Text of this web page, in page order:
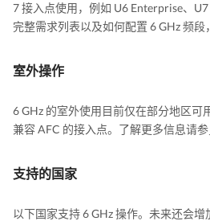
7 接入点使用，例如 U6 Enterprise、
完整需求列表以及如何配置 6 GHz 频段
室外操作
6 GHz 的室外使用目前仅在部分地区可
兼容 AFC 的接入点。了解更多信息请参
支持的国家
以下国家支持 6 GHz 操作。未来还会